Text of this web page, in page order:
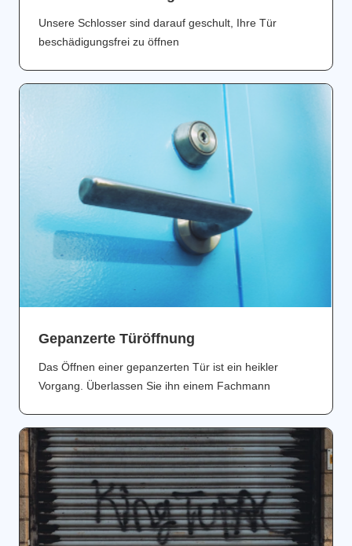
Unsere Schlosser sind darauf geschult, Ihre Tür
beschädigungsfrei zu öffnen
Gepanzerte Türöffnung
Das Öffnen einer gepanzerten Tür ist ein heikler
Vorgang. Überlassen Sie ihn einem Fachmann